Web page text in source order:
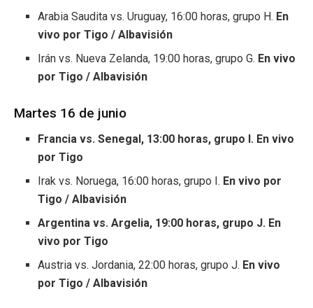
Arabia Saudita vs. Uruguay, 16:00 horas, grupo H. En
vivo por Tigo / Albavisión
Irán vs. Nueva Zelanda, 19:00 horas, grupo G. En vivo
por Tigo / Albavisión
Martes 16 de junio
Francia vs. Senegal, 13:00 horas, grupo I. En vivo
por Tigo
Irak vs. Noruega, 16:00 horas, grupo I. En vivo por
Tigo / Albavisión
Argentina vs. Argelia, 19:00 horas, grupo J. En
vivo por Tigo
Austria vs. Jordania, 22:00 horas, grupo J. En vivo
por Tigo / Albavisión